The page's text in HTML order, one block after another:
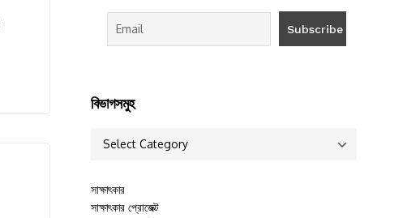
বিভাগসমুহ
সাক্ষাৎকার
সাক্ষাৎকার প্রোজেক্ট